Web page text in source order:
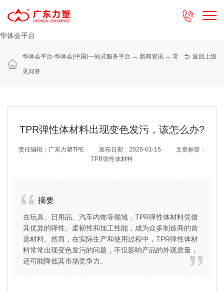
华体会平台

 返回上级
华体会平台-华体会(中国)一站式服务平台 → 新闻资讯 → 常
见问答
TPR弹性体材料出现变色发污，该怎么办?
责任编辑：广东力塑TPE 发布日期：2026-01-16
文章标签：
TPR弹性体材料
摘要
在玩具、日用品、汽车内饰等领域，TPR弹性体材料凭借
其优异的弹性、柔韧性和加工性能，成为众多制造商的首
选材料。然而，在实际生产和使用过程中，TPR弹性体材
料常常出现变色发污的问题，不仅影响产品的外观质量，
还可能降低其市场竞争力。